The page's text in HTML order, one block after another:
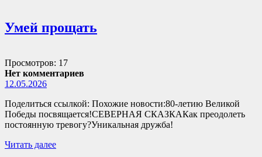
Умей прощать
Просмотров: 17
Нет комментариев
12.05.2026
Поделиться ссылкой: Похожие новости:80-летию Великой
Победы посвящается!СЕВЕРНАЯ СКАЗКАКак преодолеть
постоянную тревогу?Уникальная дружба!
Читать далее